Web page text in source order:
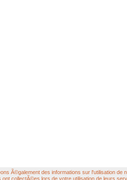
Ã©galement des informations sur l'utilisation
collectÃ©es lors de votre utilisation de leurs